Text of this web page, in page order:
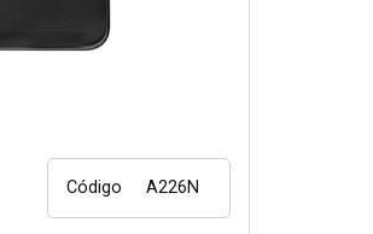
Código A226N